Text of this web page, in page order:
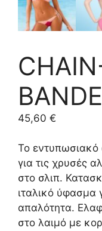
45,60 €
Το εντυπωσιακό
για τις χρυσές
στο σλιπ.
ιταλικό ύφασμα
απαλότητα.
στο λαιμό με